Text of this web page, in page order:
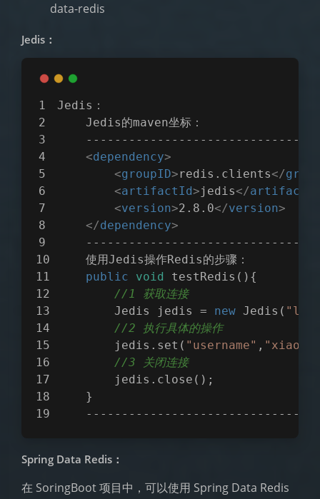
data-redis
Jedis：
Jedis：
    Jedis的maven坐标：
<dependency>
<groupID>redis.clients</
<artifactId>jedis</
<version>2.8.0</version>
</dependency>
    使用Jedis操作Redis的步骤：
public
void testRedis ( ) {
//1 获取连接
        Jedis jedis =
new Jedis(
//2 执行具体的操作
        jedis.set(
"username" ,
//3 关闭连接
        jedis.close();
    }
Spring Data Redis：
在 SoringBoot 项目中，可以使用 Spring Data Redis